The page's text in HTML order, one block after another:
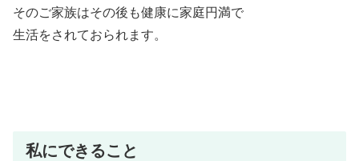
そのご家族はその後も健康に家庭円満で
生活をされておられます。
私にできること